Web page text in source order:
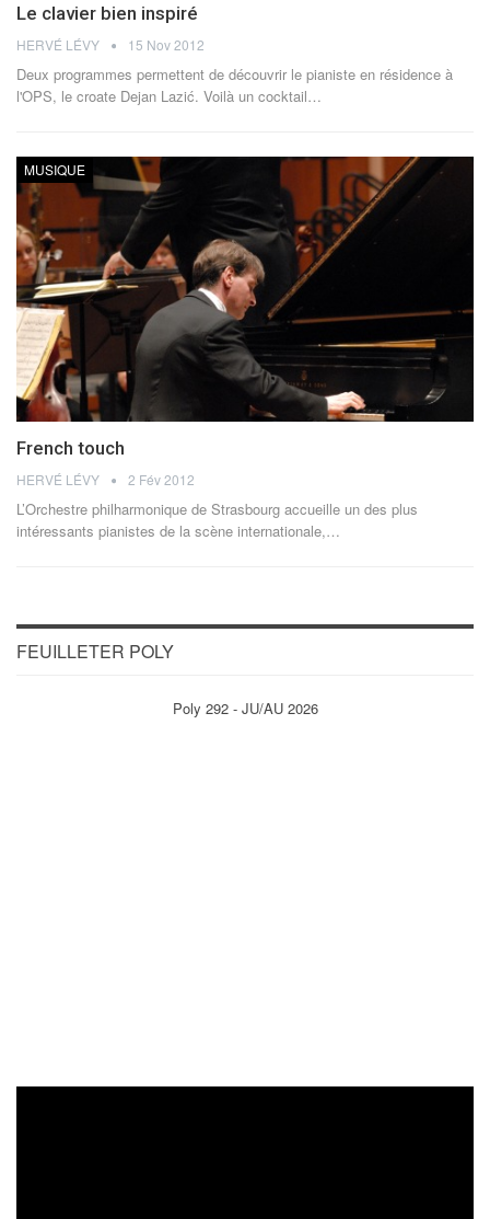
Le clavier bien inspiré
HERVÉ LÉVY 15 Nov 2012
Deux programmes permettent de découvrir le pianiste en résidence à
l'OPS, le croate Dejan Lazić. Voilà un cocktail…
MUSIQUE
French touch
HERVÉ LÉVY 2 Fév 2012
L’Orchestre philharmonique de Strasbourg accueille un des plus
intéressants pianistes de la scène internationale,…
FEUILLETER POLY
Poly 292 - JU/AU 2026